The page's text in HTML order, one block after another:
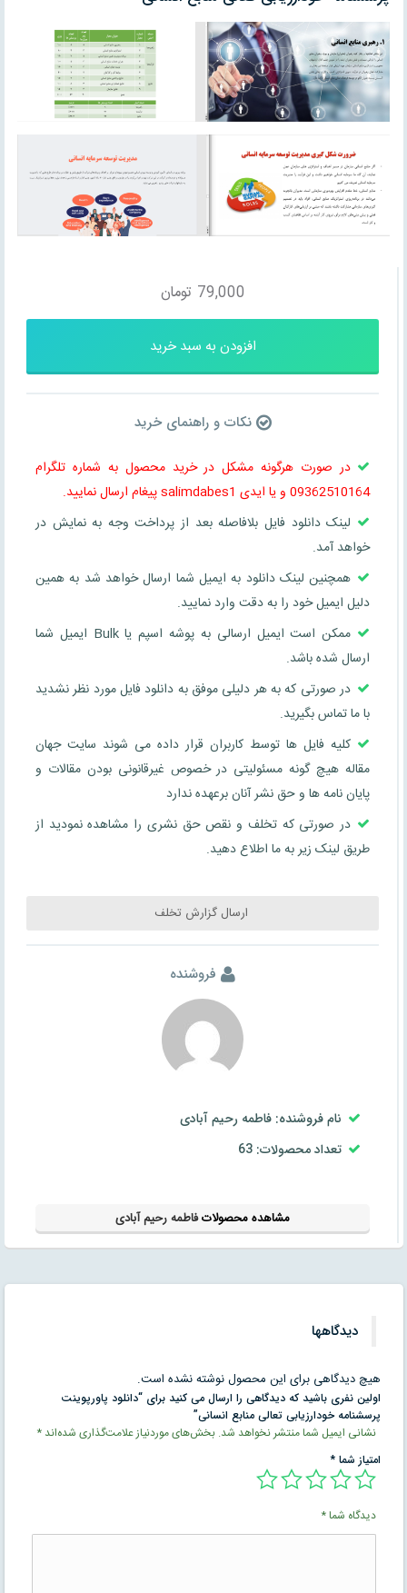
79,000 تومان
افزودن به سبد خرید
نکات و راهنمای خرید
در صورت هرگونه مشکل در خرید محصول به شماره تلگرام
09362510164 و یا ایدی salimdabes1 پیغام ارسال نمایید.
لینک دانلود فایل بلافاصله بعد از پرداخت وجه به نمایش در
خواهد آمد.
همچنین لینک دانلود به ایمیل شما ارسال خواهد شد به همین
دلیل ایمیل خود را به دقت وارد نمایید.
ممکن است ایمیل ارسالی به پوشه اسپم یا Bulk ایمیل شما
ارسال شده باشد.
در صورتی که به هر دلیلی موفق به دانلود فایل مورد نظر نشدید
با ما تماس بگیرید.
کلیه فایل ها توسط کاربران قرار داده می شوند سایت جهان
مقاله هیچ گونه مسئولیتی در خصوص غیرقانونی بودن مقالات و
پایان نامه ها و حق نشر آنان برعهده ندارد
در صورتی که تخلف و نقص حق نشری را مشاهده نمودید از
طریق لینک زیر به ما اطلاع دهید.
ارسال گزارش تخلف
فروشنده
نام فروشنده: فاطمه رحیم آبادی
تعداد محصولات: 63
مشاهده محصولاتفاطمه رحیم آبادی
دیدگاهها
هیچ دیدگاهی برای این محصول نوشته نشده است.
اولین نفری باشید که دیدگاهی را ارسال می کنید برای “دانلود پاورپوینت
پرسشنامه خودارزیابی تعالی منابع انسانی”
نشانی ایمیل شما منتشر نخواهد شد. بخش‌های موردنیاز علامت‌گذاری شده‌اند*
امتیاز شما*
دیدگاه شما*